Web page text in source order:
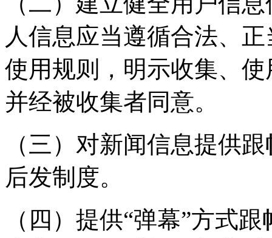
人信息应当遵循合法、
使用规则，明示收集、
并经被收集者同意。
（三）对新闻信息提供
后发制度。
（四）提供“弹幕”方式